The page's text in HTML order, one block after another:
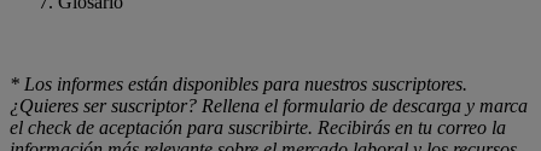
* Los informes están disponibles para nuestros suscriptores.
¿Quieres ser suscriptor? Rellena el formulario de descarga y marca
el check de aceptación para suscribirte. Recibirás en tu correo la